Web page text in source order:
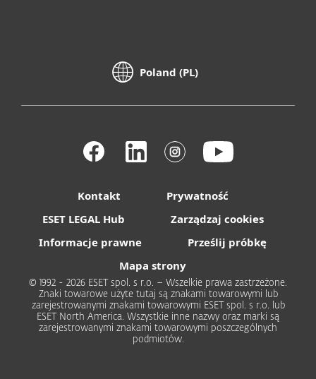
Poland (PL)
Kontakt
Prywatność
ESET LEGAL Hub
Zarządzaj cookies
Informacje prawne
Prześlij próbkę
Mapa strony
© 1992 - 2026 ESET spol. s r.o. – Wszelkie prawa zastrzeżone.
Znaki towarowe użyte tutaj są znakami towarowymi lub
zarejestrowanymi znakami towarowymi ESET spol. s r.o. lub
ESET North America. Wszystkie inne nazwy oraz marki są
zarejestrowanymi znakami towarowymi poszczególnych
podmiotów.